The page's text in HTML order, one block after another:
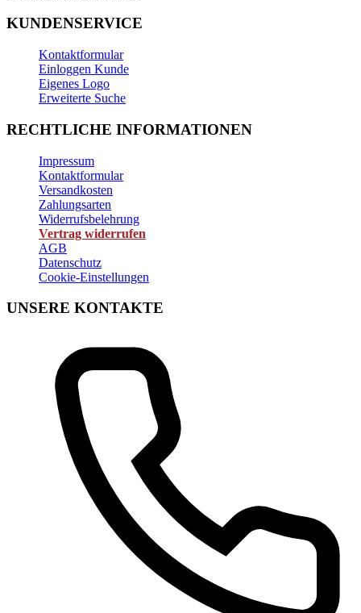
KUNDENSERVICE
Kontaktformular
Einloggen Kunde
Eigenes Logo
Erweiterte Suche
RECHTLICHE INFORMATIONEN
Impressum
Kontaktformular
Versandkosten
Zahlungsarten
Widerrufsbelehrung
Vertrag widerrufen
AGB
Datenschutz
Cookie-Einstellungen
UNSERE KONTAKTE